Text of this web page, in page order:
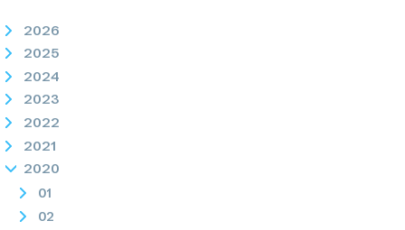
2026
2025
2024
2023
2022
2021
2020
01
02